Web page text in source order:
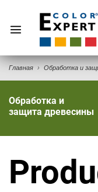
Главная Обработка и
Обработка и
защита древесины